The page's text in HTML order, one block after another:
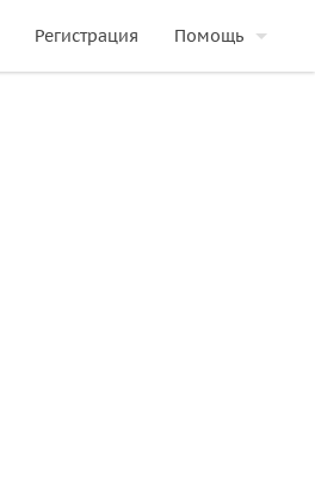
Регистрация Помощь